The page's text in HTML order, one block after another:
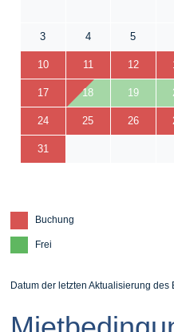
3 4 5
10 11 12
17 18 19
24 25 26
31
Buchung
Frei
Datum der letzten Aktualisierung